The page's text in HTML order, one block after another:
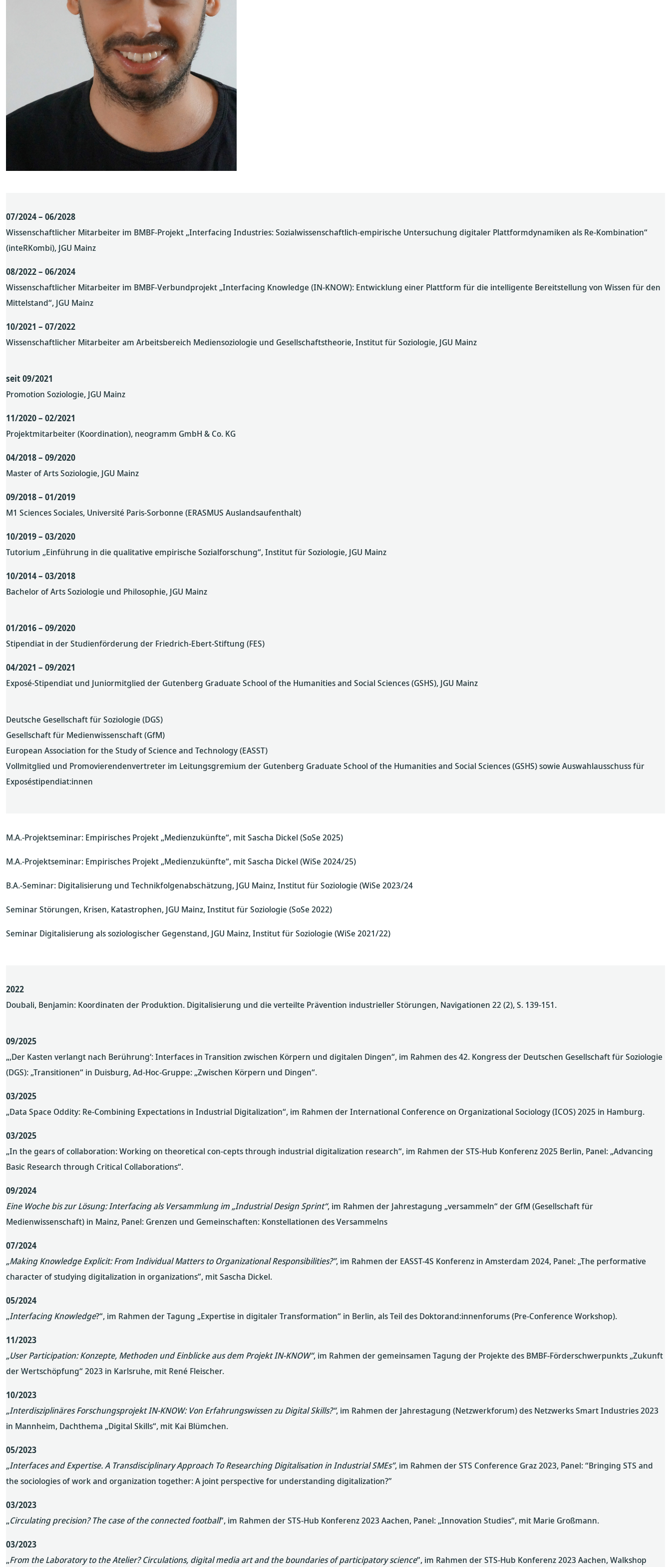
07/2024 – 06/2028
Wissenschaftlicher Mitarbeiter im BMBF-Projekt „Interfacing Industries: Sozialwissenschaftlich-empirische Untersuchung digitaler Plattformdynamiken als Re-Kombination“
(inteRKombi), JGU Mainz
08/2022 – 06/2024
Wissenschaftlicher Mitarbeiter im BMBF-Verbundprojekt „Interfacing Knowledge (IN-KNOW): Entwicklung einer Plattform für die intelligente Bereitstellung von Wissen für den
Mittelstand“, JGU Mainz
10/2021 – 07/2022
Wissenschaftlicher Mitarbeiter am Arbeitsbereich Mediensoziologie und Gesellschaftstheorie, Institut für Soziologie, JGU Mainz
seit 09/2021
Promotion Soziologie, JGU Mainz
11/2020 – 02/2021
Projektmitarbeiter (Koordination), neogramm GmbH & Co. KG
04/2018 – 09/2020
Master of Arts Soziologie, JGU Mainz
09/2018 – 01/2019
M1 Sciences Sociales, Université Paris-Sorbonne (ERASMUS Auslandsaufenthalt)
10/2019 – 03/2020
Tutorium „Einführung in die qualitative empirische Sozialforschung“, Institut für Soziologie, JGU Mainz
10/2014 – 03/2018
Bachelor of Arts Soziologie und Philosophie, JGU Mainz
01/2016 – 09/2020
Stipendiat in der Studienförderung der Friedrich-Ebert-Stiftung (FES)
04/2021 – 09/2021
Exposé-Stipendiat und Juniormitglied der Gutenberg Graduate School of the Humanities and Social Sciences (GSHS), JGU Mainz
Deutsche Gesellschaft für Soziologie (DGS)
Gesellschaft für Medienwissenschaft (GfM)
European Association for the Study of Science and Technology (EASST)
Vollmitglied und Promovierendenvertreter im Leitungsgremium der Gutenberg Graduate School of the Humanities and Social Sciences (GSHS) sowie Auswahlausschuss für
Exposéstipendiat:innen
M.A.-Projektseminar: Empirisches Projekt „Medienzukünfte“, mit Sascha Dickel (SoSe 2025)
M.A.-Projektseminar: Empirisches Projekt „Medienzukünfte“, mit Sascha Dickel (WiSe 2024/25)
B.A.-Seminar: Digitalisierung und Technikfolgenabschätzung, JGU Mainz, Institut für Soziologie (WiSe 2023/24
Seminar Störungen, Krisen, Katastrophen, JGU Mainz, Institut für Soziologie (SoSe 2022)
Seminar Digitalisierung als soziologischer Gegenstand, JGU Mainz, Institut für Soziologie (WiSe 2021/22)
2022
Doubali, Benjamin: Koordinaten der Produktion. Digitalisierung und die verteilte Prävention industrieller Störungen, Navigationen 22 (2), S. 139-151.
09/2025
„,Der Kasten verlangt nach Berührung‘: Interfaces in Transition zwischen Körpern und digitalen Dingen“, im Rahmen des 42. Kongress der Deutschen Gesellschaft für Soziologie
(DGS): „Transitionen“ in Duisburg, Ad-Hoc-Gruppe: „Zwischen Körpern und Dingen“.
03/2025
„Data Space Oddity: Re-Combining Expectations in Industrial Digitalization“, im Rahmen der International Conference on Organizational Sociology (ICOS) 2025 in Hamburg.
03/2025
„In the gears of collaboration: Working on theoretical con-cepts through industrial digitalization research“, im Rahmen der STS-Hub Konferenz 2025 Berlin, Panel: „Advancing
Basic Research through Critical Collaborations“.
09/2024
Eine Woche bis zur Lösung: Interfacing als Versammlung im „Industrial Design Sprint“, im Rahmen der Jahrestagung „versammeln“ der GfM (Gesellschaft für
Medienwissenschaft) in Mainz, Panel: Grenzen und Gemeinschaften: Konstellationen des Versammelns
07/2024
„Making Knowledge Explicit: From Individual Matters to Organizational Responsibilities?”, im Rahmen der EASST-4S Konferenz in Amsterdam 2024, Panel: „The performative
character of studying digitalization in organizations”, mit Sascha Dickel.
05/2024
„Interfacing Knowledge?“, im Rahmen der Tagung „Expertise in digitaler Transformation“ in Berlin, als Teil des Doktorand:innenforums (Pre-Conference Workshop).
11/2023
„User Participation: Konzepte, Methoden und Einblicke aus dem Projekt IN-KNOW“, im Rahmen der gemeinsamen Tagung der Projekte des BMBF-Förderschwerpunkts „Zukunft
der Wertschöpfung“ 2023 in Karlsruhe, mit René Fleischer.
10/2023
„Interdisziplinäres Forschungsprojekt IN-KNOW: Von Erfahrungswissen zu Digital Skills?“, im Rahmen der Jahrestagung (Netzwerkforum) des Netzwerks Smart Industries 2023
in Mannheim, Dachthema „Digital Skills“, mit Kai Blümchen.
05/2023
„Interfaces and Expertise. A Transdisciplinary Approach To Researching Digitalisation in Industrial SMEs”, im Rahmen der STS Conference Graz 2023, Panel: “Bringing STS and
the sociologies of work and organization together: A joint perspective for understanding digitalization?”
03/2023
„Circulating precision? The case of the connected football”, im Rahmen der STS-Hub Konferenz 2023 Aachen, Panel: „Innovation Studies“, mit Marie Großmann.
03/2023
„From the Laboratory to the Atelier? Circulations, digital media art and the boundaries of participatory science”, im Rahmen der STS-Hub Konferenz 2023 Aachen, Walkshop